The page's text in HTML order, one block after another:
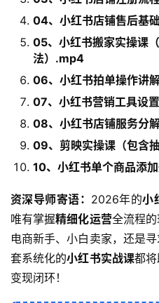
04、小红书店铺售后基
05、小红书搬家实操课
法）.mp4
06、小红书拍单操作讲
07、小红书营销工具设
08、小红书店铺服务分
09、剪映实操课（包含
10、小红书单个商品添
资深导师寄语： 2026年的小
唯有掌握精细化运营全流程
电商新手、小白卖家，还是
套系统化的小红书实战课都
变现闭环！